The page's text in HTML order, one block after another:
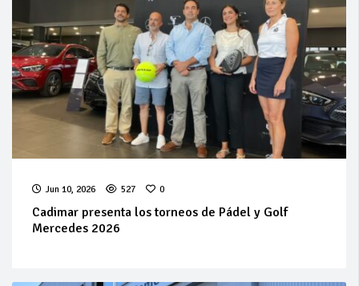
Jun 10, 2026 527 0
Cadimar presenta los torneos de Pádel y Golf
Mercedes 2026